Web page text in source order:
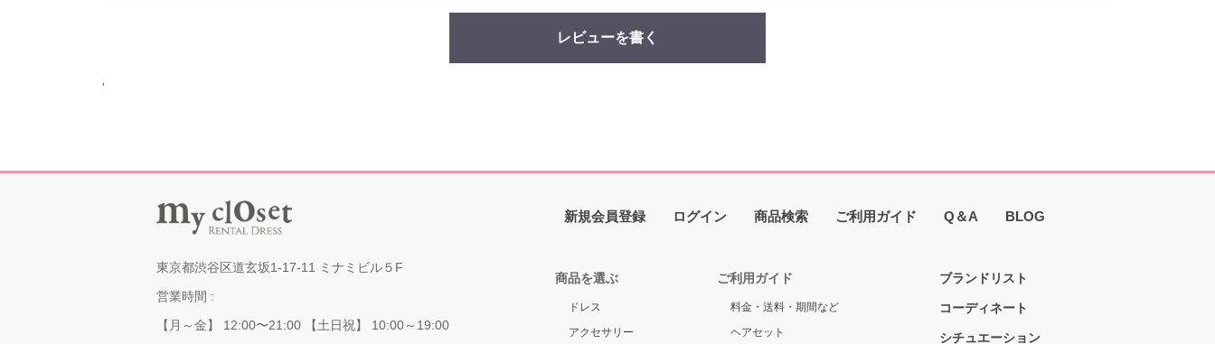
レビューを書く
'
東京都渋谷区道玄坂1-17-11 ミナミビル５F
営業時間 :
【月～金】 12:00〜21:00 【土日祝】 10:00～19:00
新規会員登録 ログイン 商品検索 ご利用ガイド Q＆A BLOG
商品を選ぶ
ドレス
アクセサリー
ご利用ガイド
料金・送料・期間など
ヘアセット
ブランドリスト
コーディネート
シチュエーション